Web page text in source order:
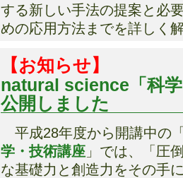
する新しい手法の提案と必
めの応用方法までを詳しく
【お知らせ】
natural science「科
公開しました
平成28年度から開講中の
学・技術講座 」では、「圧
な基礎力と創造力をその手